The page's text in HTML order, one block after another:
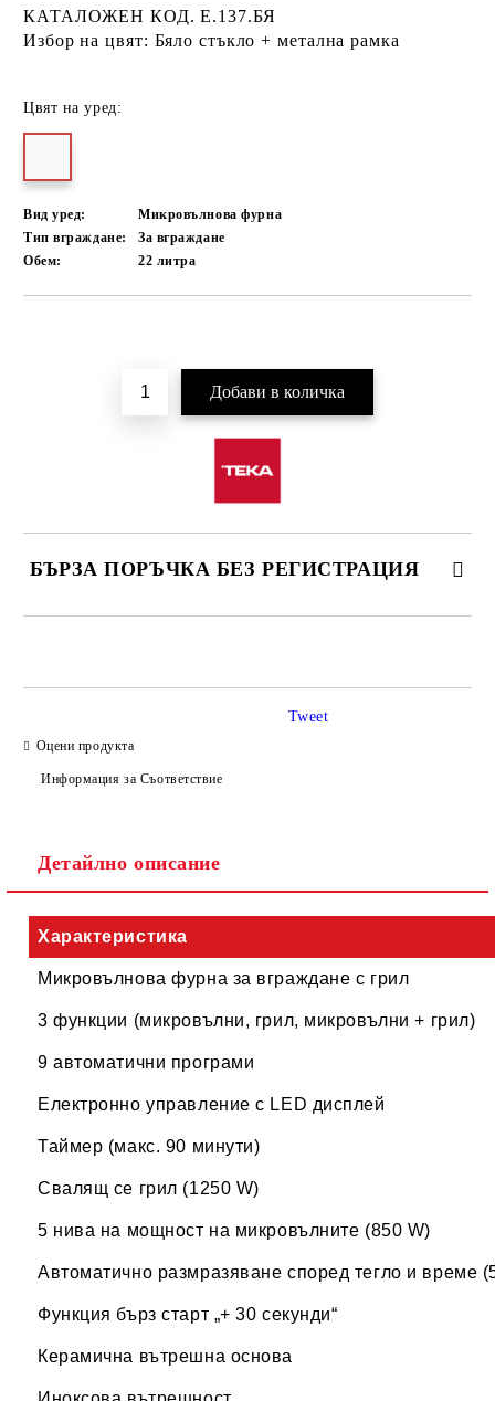
КАТАЛОЖЕН КОД. Е.137.БЯ
Избор на цвят: Бяло стъкло + метална рамка
Цвят на уред:
Вид уред:
Микровълнова фурна
Тип вграждане:
За вграждане
Обем:
22 литра
БЪРЗА ПОРЪЧКА БЕЗ РЕГИСТРАЦИЯ
Ние ще се свържем с вас в рамките на работния ден.
Оцени продукта
Информация за Съответствие
Tweet
Детайлно описание
Характеристика
Микровълнова фурна за вграждане с грил
3 функции (микровълни, грил, микровълни + грил)
9 автоматични програми
Електронно управление с LED дисплей
Таймер (макс. 90 минути)
Свалящ се грил (1250 W)
5 нива на мощност на микровълните (850 W)
Автоматично размразяване според тегло и време
Функция бърз старт „+ 30 секунди“
Керамична вътрешна основа